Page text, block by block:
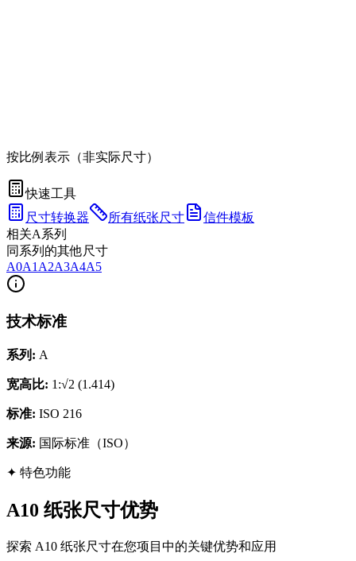
按比例表示（非实际尺寸）
快速工具
尺寸转换器
所有纸张尺寸
信件模板
相关A系列
同系列的其他尺寸
A0A1 A2A3A4A5
技术标准
系列 : A
宽高比: 1:√2 (1.414)
标准: ISO 216
来源: 国际标准（ISO）
✦ 特色功能
A10 纸张尺寸优势
探索 A10 纸张尺寸在您项目中的关键优势和应用